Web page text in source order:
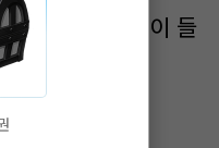
나? 하는 의문이 들
야 할지.”